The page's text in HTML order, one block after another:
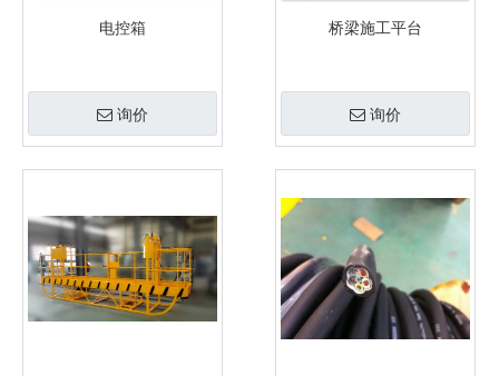
电控箱
询价
桥梁施工平台
询价